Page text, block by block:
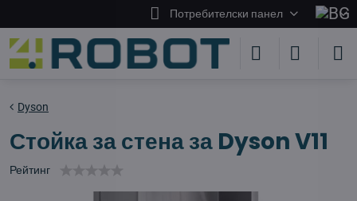
Потребителски панел
Dyson
Стойка за стена за Dyson V11
Рейтинг